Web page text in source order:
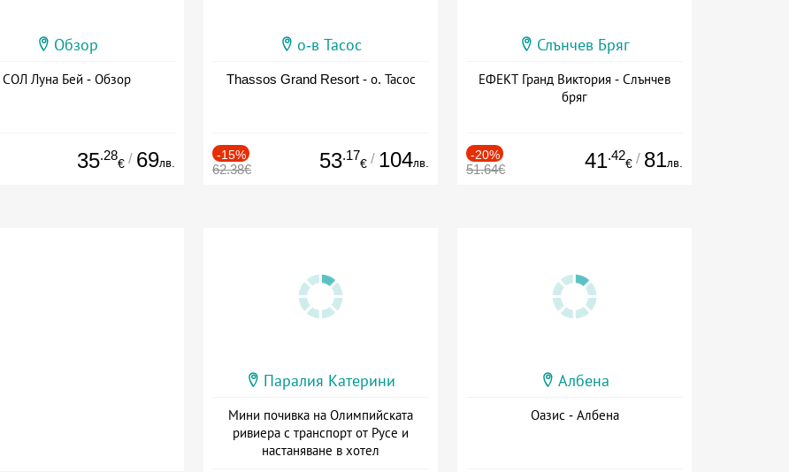
Обзор
СОЛ Луна Бей - Обзор
35.28
€ / 69лв.
о-в Тасос
Thassos Grand Resort - о. Тасос
-15%
62.38€ 53.17
€ / 104лв.
Слънчев Бряг
ЕФЕКТ Гранд Виктория - Слънчев
бряг
-20%
51.64€ 41.42
€ / 81лв.
Паралия Катерини
Мини почивка на Олимпийската
ривиера с транспорт от Русе и
настаняване в хотел
Албена
Оазис - Албена